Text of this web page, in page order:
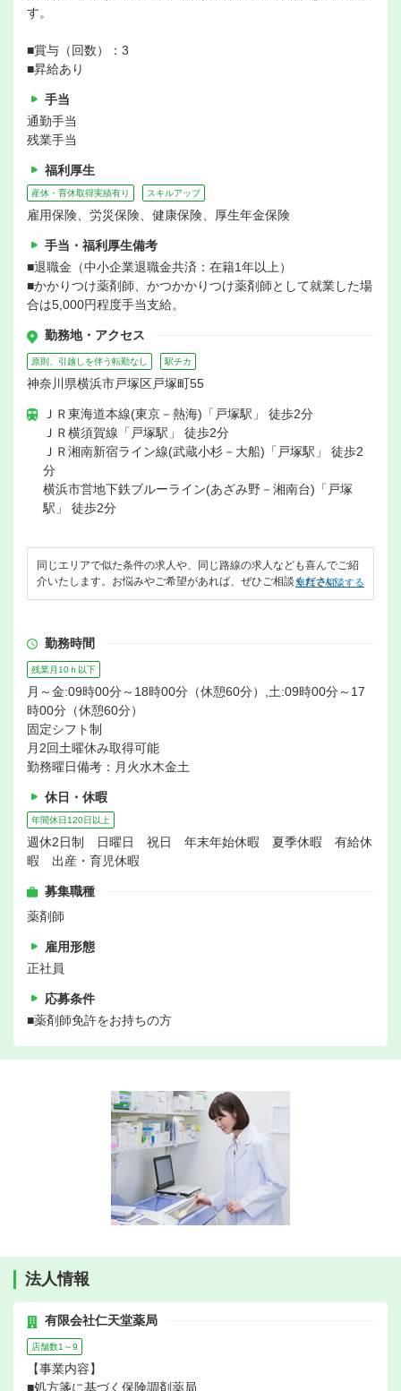
す。
■賞与（回数）：3
■昇給あり
手当
通勤手当
残業手当
福利厚生
産休・育休取得実績有り スキルアップ
雇用保険、労災保険、健康保険、厚生年金保険
手当・福利厚生備考
■退職金（中小企業退職金共済：在籍1年以上）
■かかりつけ薬剤師、かつかかりつけ薬剤師として就業した場
合は5,000円程度手当支給。
勤務地・アクセス
原則、引越しを伴う転勤なし 駅チカ
神奈川県横浜市戸塚区戸塚町55
ＪＲ東海道本線(東京－熱海)「戸塚駅」 徒歩2分
ＪＲ横須賀線「戸塚駅」 徒歩2分
ＪＲ湘南新宿ライン線(武蔵小杉－大船)「戸塚駅」 徒歩2
分
横浜市営地下鉄ブルーライン(あざみ野－湘南台)「戸塚
駅」 徒歩2分
同じエリアで似た条件の求人や、同じ路線の求人なども喜んでご紹
介いたします。お悩みやご希望があれば、ぜひご相談ください。
無料で相談する
勤務時間
残業月10ｈ以下
月～金:09時00分～18時00分（休憩60分）,土:09時00分～17
時00分（休憩60分）
固定シフト制
月2回土曜休み取得可能
勤務曜日備考：月火水木金土
休日・休暇
年間休日120日以上
週休2日制 日曜日 祝日 年末年始休暇 夏季休暇 有給休
暇 出産・育児休暇
募集職種
薬剤師
雇用形態
正社員
応募条件
■薬剤師免許をお持ちの方
法人情報
有限会社仁天堂薬局
店舗数1～9
【事業内容】
■処方箋に基づく保険調剤薬局